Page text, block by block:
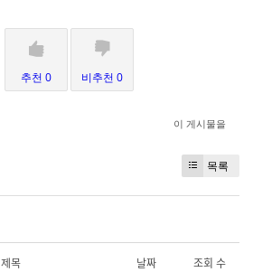
추천 0 비추천 0
이 게시물을
목록
제목 날짜 조회 수